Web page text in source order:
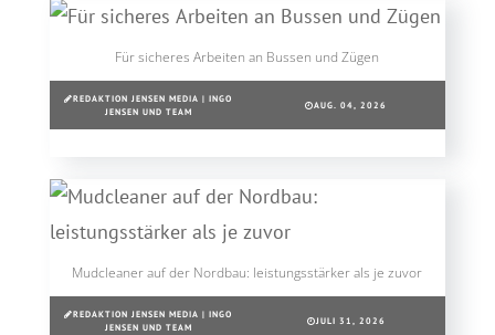
Für sicheres Arbeiten an Bussen und Zügen
REDAKTION JENSEN MEDIA | INGO
JENSEN UND TEAM
AUG. 04, 2026
Mudcleaner auf der Nordbau: leistungsstärker als je zuvor
REDAKTION JENSEN MEDIA | INGO
JENSEN UND TEAM
JULI 31, 2026